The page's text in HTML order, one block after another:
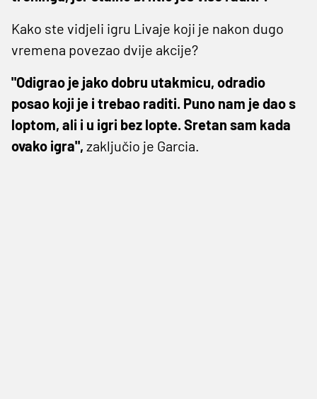
Kako ste vidjeli igru Livaje koji je nakon dugo
vremena povezao dvije akcije?
"Odigrao je jako dobru utakmicu, odradio
posao koji je i trebao raditi. Puno nam je dao s
loptom, ali i u igri bez lopte. Sretan sam kada
ovako igra", zaključio je Garcia.